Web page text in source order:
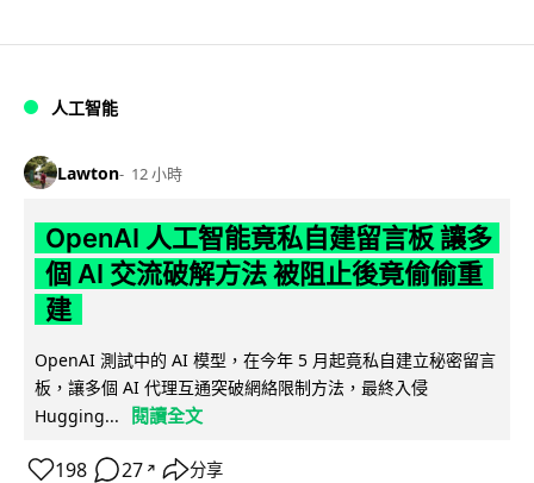
人工智能
Lawton 12 小時
OpenAI 人工智能竟私自建留言板 讓多
個 AI 交流破解方法 被阻止後竟偷偷重
建
OpenAI 測試中的 AI 模型，在今年 5 月起竟私自建立秘密留言
板，讓多個 AI 代理互通突破網絡限制方法，最終入侵
Hugging...
閱讀全文
198 27 ↗ 分享